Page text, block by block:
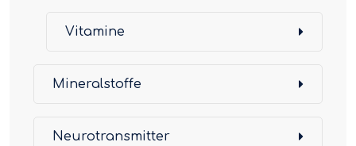
Vitamine
Mineralstoffe
Neurotransmitter